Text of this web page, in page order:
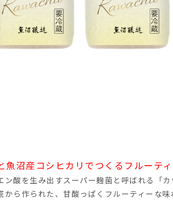
魚沼産コシヒカリでつくるフルーテ
酸を生み出すスーパー麹菌と呼ばれる「カ
ら作られた、甘酸っぱくフルーティーな